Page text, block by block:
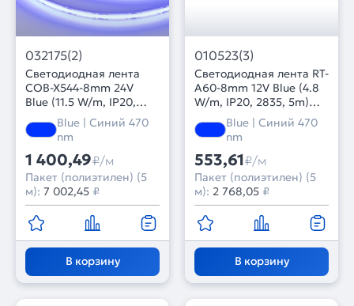
032175(2)
Светодиодная лента
COB-X544-8mm 24V
Blue (11.5 W/m, IP20,
CSP, 5m) (Arlight, -)
Blue | Синий 470
nm
1 400,49₽/м
Пакет (полиэтилен) (5
м): 7 002,45 ₽
В корзину
010523(3)
Светодиодная лента RT-
A60-8mm 12V Blue (4.8
W/m, IP20, 2835, 5m)
(Arlight, 4.8 Вт/м, IP20)
Blue | Синий 470
nm
553,61₽/м
Пакет (полиэтилен) (5
м): 2 768,05 ₽
В корзину